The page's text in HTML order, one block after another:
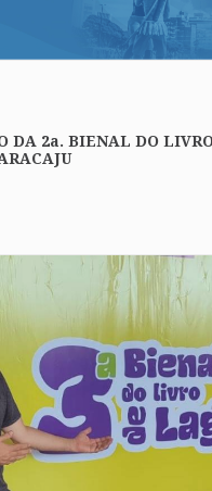
DA 2a. BIENAL DO